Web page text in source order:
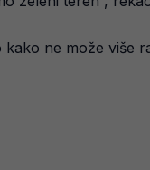
kako ne može više